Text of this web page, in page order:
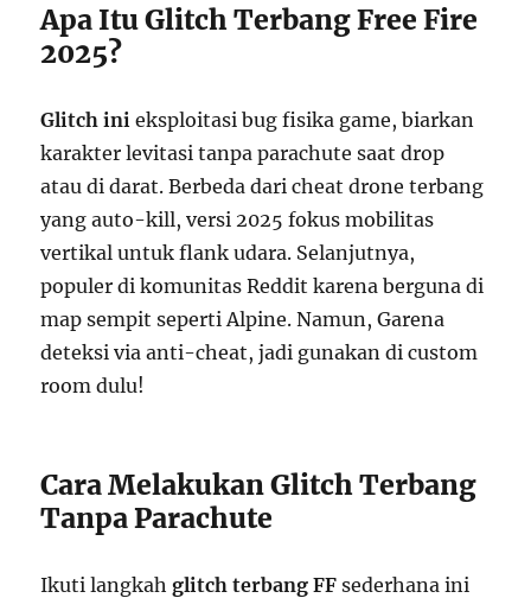
Apa Itu Glitch Terbang Free Fire
2025?
Glitch ini eksploitasi bug fisika game, biarkan
karakter levitasi tanpa parachute saat drop
atau di darat. Berbeda dari cheat drone terbang
yang auto-kill, versi 2025 fokus mobilitas
vertikal untuk flank udara. Selanjutnya,
populer di komunitas Reddit karena berguna di
map sempit seperti Alpine. Namun, Garena
deteksi via anti-cheat, jadi gunakan di custom
room dulu!
Cara Melakukan Glitch Terbang
Tanpa Parachute
Ikuti langkahglitch terbang FF sederhana ini